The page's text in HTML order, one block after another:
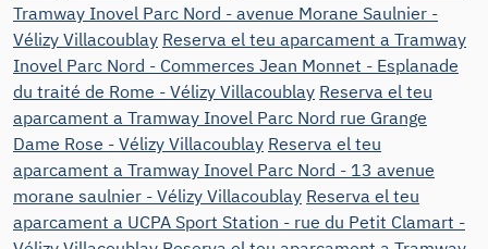
Tramway Inovel Parc Nord - avenue Morane Saulnier -
Vélizy Villacoublay Reserva el teu aparcament a Tramway
Inovel Parc Nord - Commerces Jean Monnet - Esplanade
du traité de Rome - Vélizy Villacoublay Reserva el teu
aparcament a Tramway Inovel Parc Nord rue Grange
Dame Rose - Vélizy Villacoublay Reserva el teu
aparcament a Tramway Inovel Parc Nord - 13 avenue
morane saulnier - Vélizy Villacoublay Reserva el teu
aparcament a UCPA Sport Station - rue du Petit Clamart -